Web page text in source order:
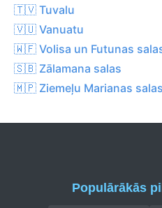
🇹🇻 Tuvalu
🇻🇺 Vanuatu
🇼🇫 Volisa un Futunas
🇸🇧 Zālamana salas
🇲🇵 Ziemeļu Marianas salas
Populārākās